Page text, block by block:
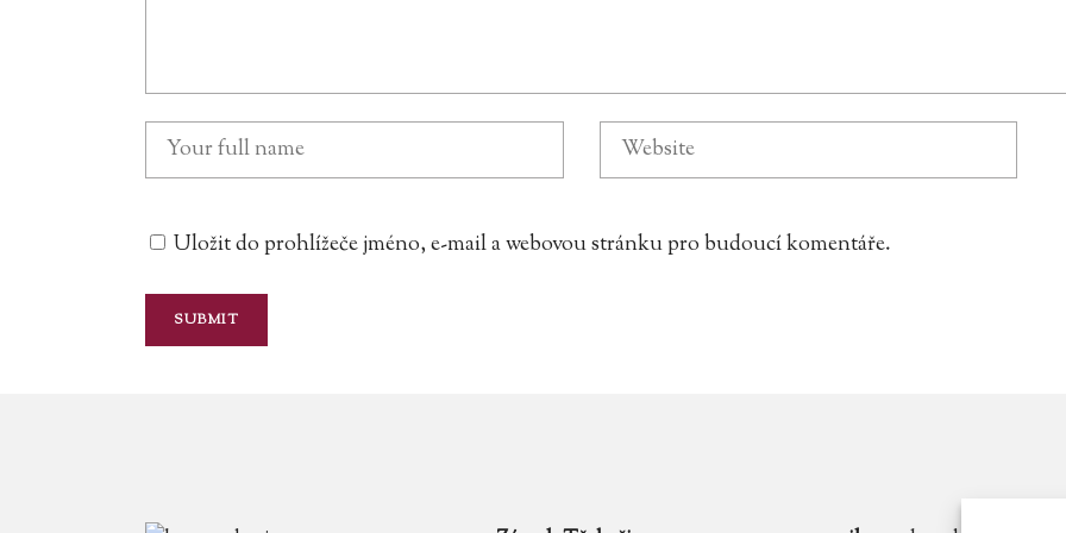
Uložit do prohlížeče jméno, e-mail a webovou stránku pro budoucí komentáře.